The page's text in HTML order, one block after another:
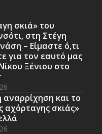
σκιά» του
στη Στέγη
– Είμαστε ό,τι
για τον εαυτό μας
Ξένιου στο
και το
αχόρταγης σκιάς»